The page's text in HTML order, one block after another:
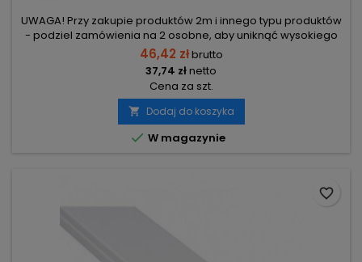
UWAGA! Przy zakupie produktów 2m i innego typu produktów
- podziel zamówienia na 2 osobne, aby uniknąć wysokiego
kosztu transportu! Zamów osobno produkty 2m i osobno inne
elementy.
46,42 złbrutto
37,74 złnetto
Cena za szt.
 Dodaj do koszyka
 W magazynie
favorite_border